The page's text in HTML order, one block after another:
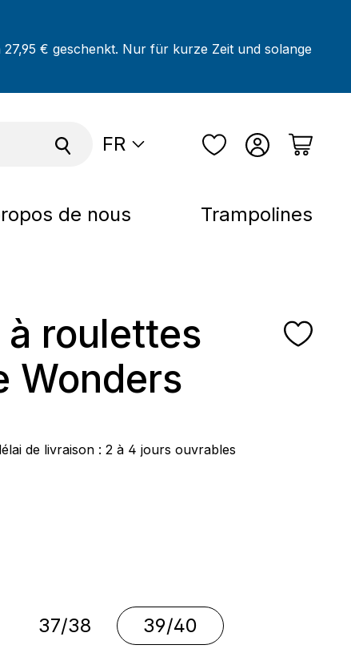
€ geschenkt. Nur für kurze Zeit und solange
FR
de nous Trampolines
à roulettes
Wonders
:
de livraison : 2 à 4 jours ouvrables
37/38 39/40